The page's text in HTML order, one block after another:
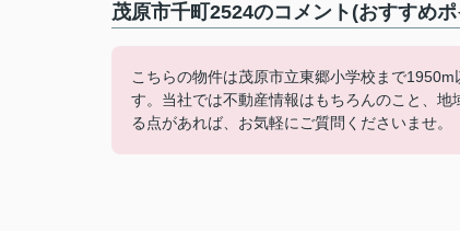
茂原市千町2524のコメント(おすすめ
こちらの物件は茂原市立東郷小学校まで
す。当社では不動産情報はもちろんのこと、
る点があれば、お気軽にご質問くださいませ。